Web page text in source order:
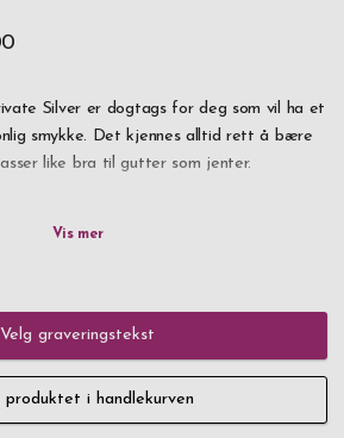
Silver er dogtags for deg som vil ha et
smykke. Det kjennes alltid rett å bære
like bra til gutter som jenter.
det er en gave til deg selv eller noen
"Standard S".
på begge tagsene.
Velg graveringstekst
produktet i handlekurven